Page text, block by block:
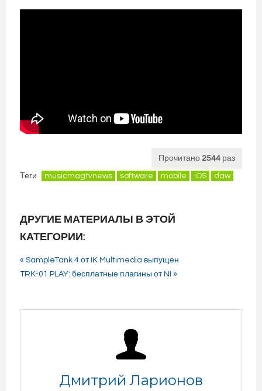
Прочитано 2544 раз
Теги musicmagtvnews software mobile iOS daw
ДРУГИЕ МАТЕРИАЛЫ В ЭТОЙ
КАТЕГОРИИ:
« SampleTank 4 от IK Multimedia выпущен
TRK-01 PLAY: бесплатные плагины от NI »
Дмитрий Ларионов